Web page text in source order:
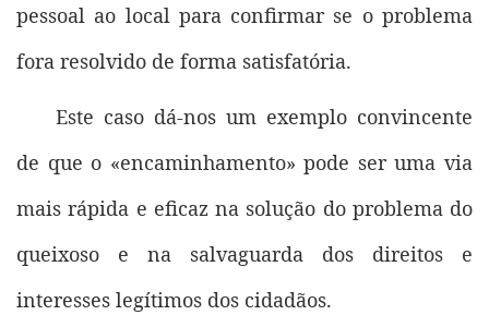
pessoal ao local para confirmar se o problema
fora resolvido de forma satisfatória.
Este caso dá-nos um exemplo convincente
de que o «encaminhamento» pode ser uma via
mais rápida e eficaz na solução do problema do
queixoso e na salvaguarda dos direitos e
interesses legítimos dos cidadãos.